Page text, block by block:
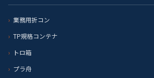
業務用折コン
TP規格コンテナ
トロ箱
プラ舟